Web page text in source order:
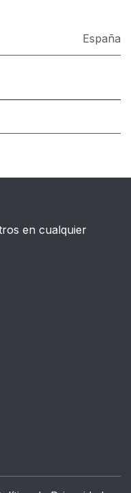
España
en cualquier